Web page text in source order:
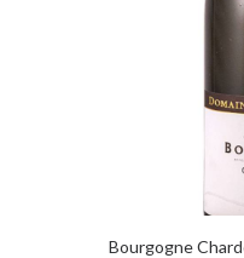
Bourgogne